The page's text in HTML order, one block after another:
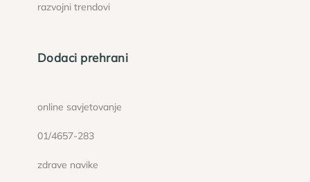
razvojni trendovi
Dodaci prehrani
online savjetovanje
01/4657-283
zdrave navike